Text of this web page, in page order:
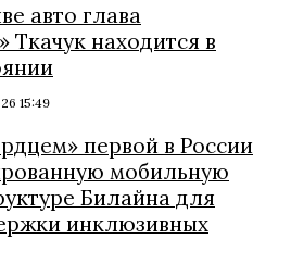
авто глава
Ткачук находится в
15:49
первой в России
мобильную
Билайна для
инклюзивных